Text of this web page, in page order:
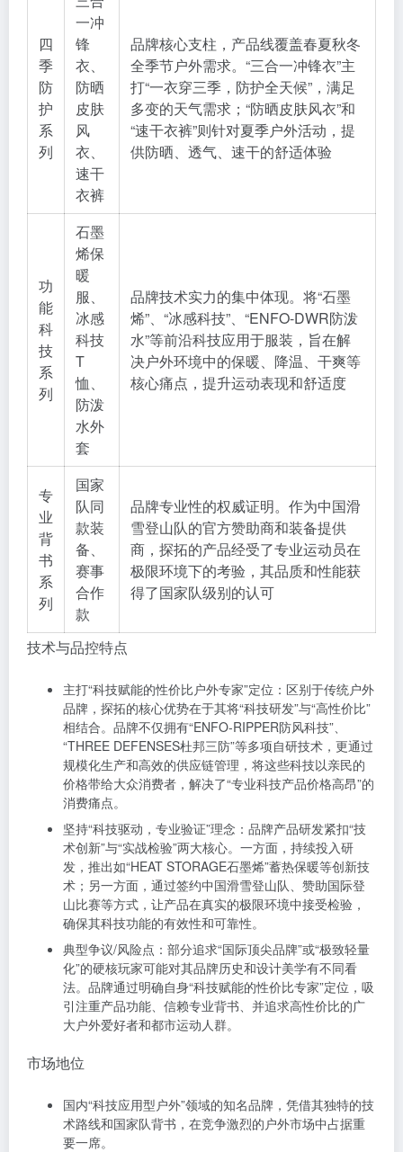
四
季
防
护
系
列
一冲
锋
衣、
防晒
皮肤
风
衣、
速干
衣裤
品牌核心支柱，产品线覆盖春夏秋冬
全季节户外需求。“三合一冲锋衣”主
打“一衣穿三季，防护全天候”，满足
多变的天气需求；“防晒皮肤风衣”和
“速干衣裤”则针对夏季户外活动，提
供防晒、透气、速干的舒适体验
功
能
科
技
系
列
石墨
烯保
暖
服、
冰感
科技
T
恤、
防泼
水外
套
品牌技术实力的集中体现。将“石墨
烯”、“冰感科技”、“ENFO-DWR防泼
水”等前沿科技应用于服装，旨在解
决户外环境中的保暖、降温、干爽等
核心痛点，提升运动表现和舒适度
专
业
背
书
系
列
国家
队同
款装
备、
赛事
合作
款
品牌专业性的权威证明。作为中国滑
雪登山队的官方赞助商和装备提供
商，探拓的产品经受了专业运动员在
极限环境下的考验，其品质和性能获
得了国家队级别的认可
技术与品控特点
主打“科技赋能的性价比户外专家”定位：区别于传统户外
品牌，探拓的核心优势在于其将“科技研发”与“高性价比”
相结合。品牌不仅拥有“ENFO-RIPPER防风科技”、
“THREE DEFENSES杜邦三防”等多项自研技术，更通过
规模化生产和高效的供应链管理，将这些科技以亲民的
价格带给大众消费者，解决了“专业科技产品价格高昂”的
消费痛点。
坚持“科技驱动，专业验证”理念：品牌产品研发紧扣“技
术创新”与“实战检验”两大核心。一方面，持续投入研
发，推出如“HEAT STORAGE石墨烯”蓄热保暖等创新技
术；另一方面，通过签约中国滑雪登山队、赞助国际登
山比赛等方式，让产品在真实的极限环境中接受检验，
确保其科技功能的有效性和可靠性。
典型争议/风险点：部分追求“国际顶尖品牌”或“极致轻量
化”的硬核玩家可能对其品牌历史和设计美学有不同看
法。品牌通过明确自身“科技赋能的性价比专家”定位，吸
引注重产品功能、信赖专业背书、并追求高性价比的广
大户外爱好者和都市运动人群。
市场地位
国内“科技应用型户外”领域的知名品牌，凭借其独特的技
术路线和国家队背书，在竞争激烈的户外市场中占据重
要一席。